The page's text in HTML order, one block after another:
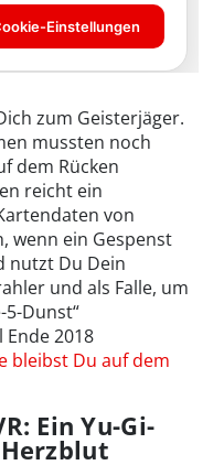
zum Geisterjäger.
mussten noch
dem Rücken
reicht ein
von
wenn ein Gespenst
nutzt Du Dein
und als Falle, um
5-Dunst“
Ende 2018
bleibst Du auf dem
Ein Yu-Gi-